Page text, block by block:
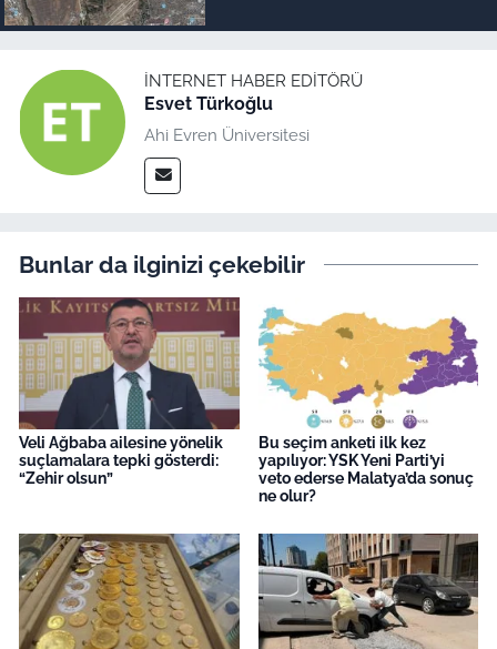
İNTERNET HABER EDITÖRÜ
Esvet Türkoğlu
Ahi Evren Üniversitesi
Bunlar da ilginizi çekebilir
Veli Ağbaba ailesine yönelik
suçlamalara tepki gösterdi:
“Zehir olsun”
Bu seçim anketi ilk kez
yapılıyor: YSK Yeni Parti’yi
veto ederse Malatya’da sonuç
ne olur?